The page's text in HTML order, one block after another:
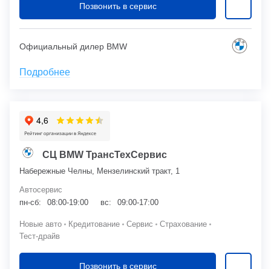
Позвонить в сервис
Официальный дилер BMW
Подробнее
СЦ BMW ТрансТехСервис
Набережные Челны, Мензелинский тракт, 1
Автосервис
пн-сб:
08:00-19:00 вс: 09:00-17:00
Новые авто Кредитование Сервис
Страхование
Тест-драйв
Позвонить в сервис